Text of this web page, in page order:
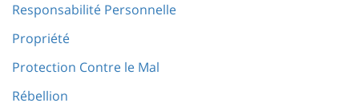
Responsabilité Personnelle
Propriété
Protection Contre le Mal
Rébellion